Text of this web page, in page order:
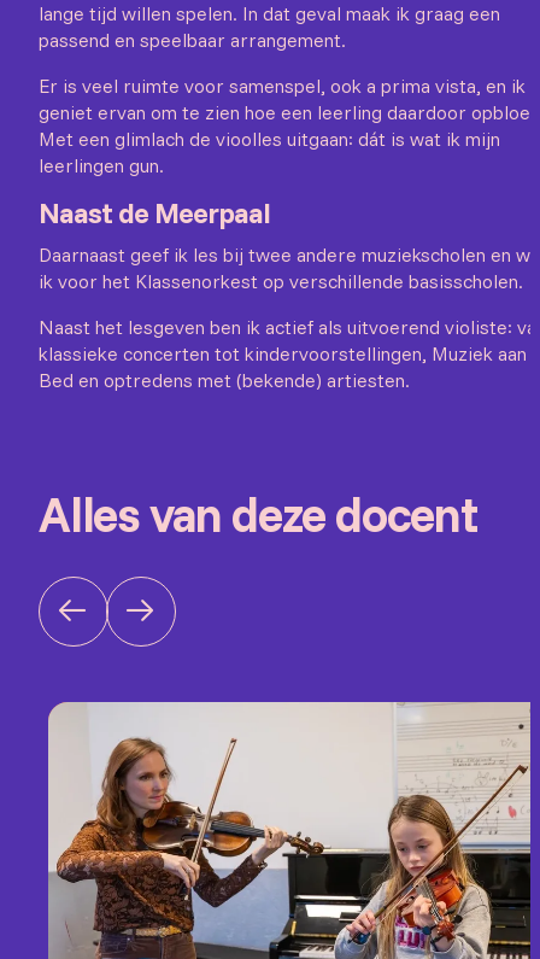
lange tijd willen spelen. In dat geval maak ik graag een
passend en speelbaar arrangement.
Er is veel ruimte voor samenspel, ook a prima vista, en ik
geniet ervan om te zien hoe een leerling daardoor
Met een glimlach de vioolles uitgaan: dát is wat ik mijn
leerlingen gun.
Naast de Meerpaal
Daarnaast geef ik les bij twee andere muziekscholen en
ik voor het Klassenorkest op verschillende basisscholen.
Naast het lesgeven ben ik actief als uitvoerend violiste:
klassieke concerten tot kindervoorstellingen, Muziek aan
Bed en optredens met (bekende) artiesten.
Alles van deze docent